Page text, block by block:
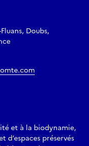
Doubs,
et à la biodynamie,
d’espaces préservés